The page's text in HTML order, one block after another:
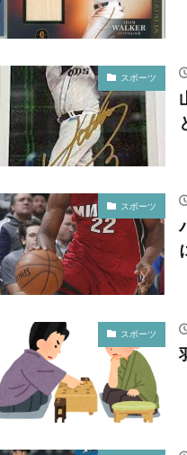
スポーツ
スポーツ
スポーツ